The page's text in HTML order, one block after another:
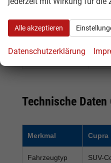
Vorlauffahrzeug
Technische
Merkmal Cupra
Fahrzeugtyp SUV-
Alle akzeptieren
Datenschutzerklärung